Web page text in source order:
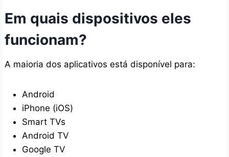
Em quais dispositivos eles
funcionam?
A maioria dos aplicativos está disponível para:
Android
iPhone (iOS)
Smart TVs
Android TV
Google TV